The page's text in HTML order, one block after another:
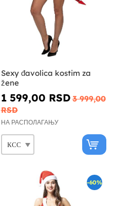
Sexy đavolica kostim za
žene
1 599,00 RSD 3 999,00
RSD
НА РАСПОЛАГАЊУ
-60%